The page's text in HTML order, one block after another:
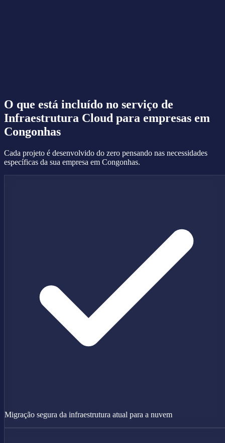
O que está incluído no serviço de
Infraestrutura Cloud para empresas em
Congonhas
Cada projeto é desenvolvido do zero pensando nas necessidades
específicas da sua empresa em Congonhas.
Migração segura da infraestrutura atual para a nuvem